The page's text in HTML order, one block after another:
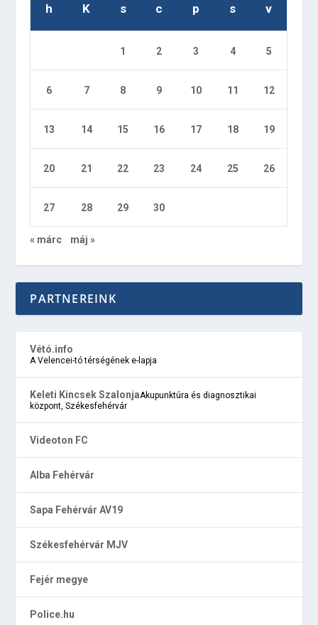
h K s c p s v
1 2 3 4 5
6 7 8 9 10 11 12
13 14 15 16 17 18 19
20 21 22 23 24 25 26
27 28 29 30
« márc máj »
PARTNEREINK
Vétó.info
A Velencei-tó térségének e-lapja
Keleti Kincsek SzalonjaAkupunktúra és diagnosztikai
központ, Székesfehérvár
Videoton FC
Alba Fehérvár
Sapa Fehérvár AV19
Székesfehérvár MJV
Fejér megye
Police.hu